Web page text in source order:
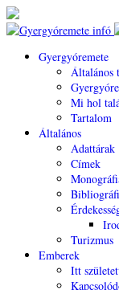
Gyergyóremete
Általános
Mi hol
Tartalom
Általános
Adattárak
Címek
Turizmus
Emberek
Itt